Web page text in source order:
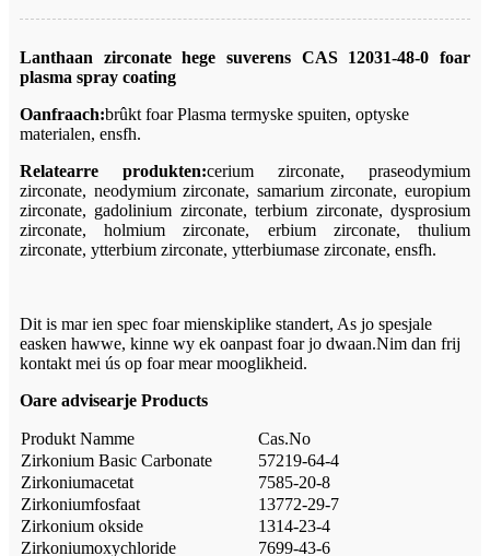
Lanthaan zirconate hege suverens CAS 12031-48-0 foar
plasma spray coating
Oanfraach:brûkt foar Plasma termyske spuiten, optyske
materialen, ensfh.
Relatearre produkten:cerium zirconate, praseodymium
zirconate, neodymium zirconate, samarium zirconate, europium
zirconate, gadolinium zirconate, terbium zirconate, dysprosium
zirconate, holmium zirconate, erbium zirconate, thulium
zirconate, ytterbium zirconate, ytterbiumase zirconate, ensfh.
Dit is mar ien spec foar mienskiplike standert, As jo ​​spesjale
easken hawwe, kinne wy ​​​​ek oanpast foar jo dwaan.Nim dan frij
kontakt mei ús op foar mear mooglikheid.
Oare advisearje Products
Produkt Namme
Cas.No
Zirkonium Basic Carbonate
57219-64-4
Zirkoniumacetat
7585-20-8
Zirkoniumfosfaat
13772-29-7
Zirkonium okside
1314-23-4
Zirkoniumoxychloride
7699-43-6